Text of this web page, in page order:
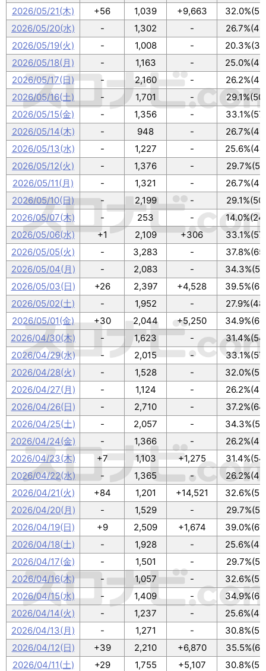
2026/05/21(木) +56 1,039 +9,663
2026/05/20(水)
- 1,302 -
2026/05/19(火)
- 1,008 -
2026/05/18(月)
- 1,163 -
2026/05/17(日)
- 2,160 -
2026/05/16(土)
- 1,701 -
2026/05/15(金)
- 1,356 -
2026/05/14(木)
- 948 -
2026/05/13(水)
- 1,227 -
2026/05/12(火)
- 1,376 -
2026/05/11(月)
- 1,321 -
2026/05/10(日)
- 2,199 -
2026/05/07(木)
- 253 -
2026/05/06(水)
+1 2,109 +306
2026/05/05(火)
- 3,283 -
2026/05/04(月)
- 2,083 -
2026/05/03(日)
+26 2,397 +4,528
2026/05/02(土)
- 1,952 -
2026/05/01(金)
+30 2,044 +5,250
2026/04/30(木)
- 1,623 -
2026/04/29(水)
- 2,015 -
2026/04/28(火)
- 1,528 -
2026/04/27(月)
- 1,124 -
2026/04/26(日)
- 2,710 -
2026/04/25(土)
- 2,057 -
2026/04/24(金)
- 1,366 -
2026/04/23(木)
+7 1,103 +1,275
2026/04/22(水)
- 1,365 -
2026/04/21(火)
+84 1,201 +14,521
2026/04/20(月)
- 1,529 -
2026/04/19(日)
+9 2,509 +1,674
2026/04/18(土)
- 1,928 -
2026/04/17(金)
- 1,501 -
2026/04/16(木)
- 1,057 -
2026/04/15(水)
- 1,409 -
2026/04/14(火)
- 1,237 -
2026/04/13(月)
- 1,271 -
2026/04/12(日)
+39 2,210 +6,870
2026/04/11(土)
+29 1,755 +5,107